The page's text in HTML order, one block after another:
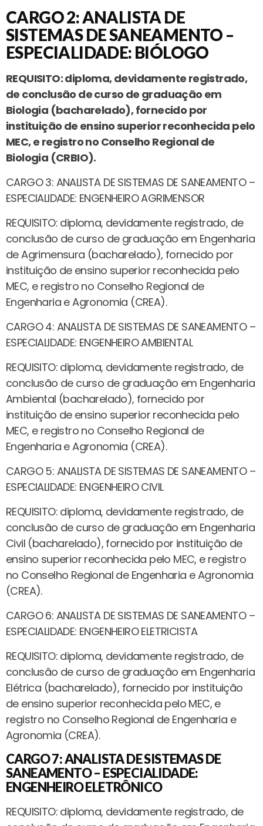
CARGO 2: ANALISTA DE
SISTEMAS DE SANEAMENTO –
ESPECIALIDADE: BIÓLOGO
REQUISITO: diploma, devidamente registrado,
de conclusão de curso de graduação em
Biologia (bacharelado), fornecido por
instituição de ensino superior reconhecida pelo
MEC, e registro no Conselho Regional de
Biologia (CRBIO).
CARGO 3: ANALISTA DE SISTEMAS DE SANEAMENTO –
ESPECIALIDADE: ENGENHEIRO AGRIMENSOR
REQUISITO: diploma, devidamente registrado, de
conclusão de curso de graduação em Engenharia
de Agrimensura (bacharelado), fornecido por
instituição de ensino superior reconhecida pelo
MEC, e registro no Conselho Regional de
Engenharia e Agronomia (CREA).
CARGO 4: ANALISTA DE SISTEMAS DE SANEAMENTO –
ESPECIALIDADE: ENGENHEIRO AMBIENTAL
REQUISITO: diploma, devidamente registrado, de
conclusão de curso de graduação em Engenharia
Ambiental (bacharelado), fornecido por
instituição de ensino superior reconhecida pelo
MEC, e registro no Conselho Regional de
Engenharia e Agronomia (CREA).
CARGO 5: ANALISTA DE SISTEMAS DE SANEAMENTO –
ESPECIALIDADE: ENGENHEIRO CIVIL
REQUISITO: diploma, devidamente registrado, de
conclusão de curso de graduação em Engenharia
Civil (bacharelado), fornecido por instituição de
ensino superior reconhecida pelo MEC, e registro
no Conselho Regional de Engenharia e Agronomia
(CREA).
CARGO 6: ANALISTA DE SISTEMAS DE SANEAMENTO –
ESPECIALIDADE: ENGENHEIRO ELETRICISTA
REQUISITO: diploma, devidamente registrado, de
conclusão de curso de graduação em Engenharia
Elétrica (bacharelado), fornecido por instituição
de ensino superior reconhecida pelo MEC, e
registro no Conselho Regional de Engenharia e
Agronomia (CREA).
CARGO 7: ANALISTA DE SISTEMAS DE
SANEAMENTO – ESPECIALIDADE:
ENGENHEIRO ELETRÔNICO
REQUISITO: diploma, devidamente registrado, de